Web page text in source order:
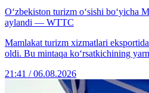
O‘zbekiston turizm o‘sishi bo‘yicha
aylandi — WTTC
Mamlakat turizm xizmatlari
oldi. Bu mintaqa ko‘rsatkichining
21:41 / 06.08.2026